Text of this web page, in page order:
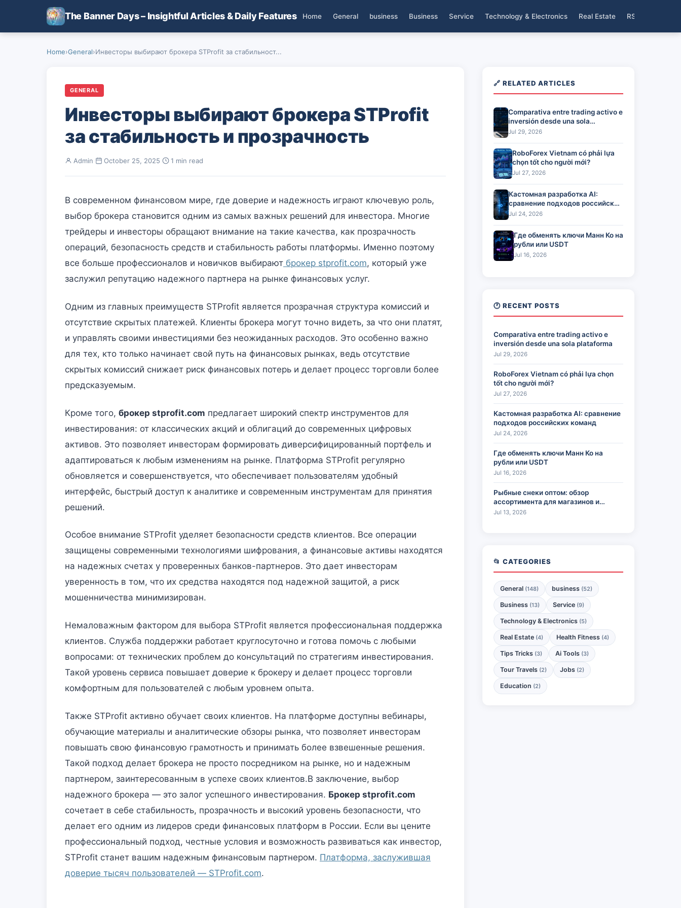
Skip to main content
The Banner Days – Insightful Articles & Daily Features Home General business Business Service Technology & Electronics Real Estate RSS
Home›General›Инвесторы выбирают брокера STProfit за стабильност...
GENERAL
Инвесторы выбирают брокера STProfit
за стабильность и прозрачность
Admin October 25, 2025 1 min read
В современном финансовом мире, где доверие и надежность играют ключевую роль,
выбор брокера становится одним из самых важных решений для инвестора. Многие
трейдеры и инвесторы обращают внимание на такие качества, как прозрачность
операций, безопасность средств и стабильность работы платформы. Именно поэтому
все больше профессионалов и новичков выбирают брокер stprofit.com, который уже
заслужил репутацию надежного партнера на рынке финансовых услуг.
Одним из главных преимуществ STProfit является прозрачная структура комиссий и
отсутствие скрытых платежей. Клиенты брокера могут точно видеть, за что они платят,
и управлять своими инвестициями без неожиданных расходов. Это особенно важно
для тех, кто только начинает свой путь на финансовых рынках, ведь отсутствие
скрытых комиссий снижает риск финансовых потерь и делает процесс торговли более
предсказуемым.
Кроме того, брокер stprofit.com предлагает широкий спектр инструментов для
инвестирования: от классических акций и облигаций до современных цифровых
активов. Это позволяет инвесторам формировать диверсифицированный портфель и
адаптироваться к любым изменениям на рынке. Платформа STProfit регулярно
обновляется и совершенствуется, что обеспечивает пользователям удобный
интерфейс, быстрый доступ к аналитике и современным инструментам для принятия
решений.
Особое внимание STProfit уделяет безопасности средств клиентов. Все операции
защищены современными технологиями шифрования, а финансовые активы находятся
на надежных счетах у проверенных банков-партнеров. Это дает инвесторам
уверенность в том, что их средства находятся под надежной защитой, а риск
мошенничества минимизирован.
Немаловажным фактором для выбора STProfit является профессиональная поддержка
клиентов. Служба поддержки работает круглосуточно и готова помочь с любыми
вопросами: от технических проблем до консультаций по стратегиям инвестирования.
Такой уровень сервиса повышает доверие к брокеру и делает процесс торговли
комфортным для пользователей с любым уровнем опыта.
Также STProfit активно обучает своих клиентов. На платформе доступны вебинары,
обучающие материалы и аналитические обзоры рынка, что позволяет инвесторам
повышать свою финансовую грамотность и принимать более взвешенные решения.
Такой подход делает брокера не просто посредником на рынке, но и надежным
партнером, заинтересованным в успехе своих клиентов.В заключение, выбор
надежного брокера — это залог успешного инвестирования. Брокер stprofit.com
сочетает в себе стабильность, прозрачность и высокий уровень безопасности, что
делает его одним из лидеров среди финансовых платформ в России. Если вы цените
профессиональный подход, честные условия и возможность развиваться как инвестор,
STProfit станет вашим надежным финансовым партнером. Платформа, заслужившая
доверие тысяч пользователей — STProfit.com.
🔗 RELATED ARTICLES
Comparativa entre trading activo e
inversión desde una sola
plataforma
Jul 29, 2026
RoboForex Vietnam có phải lựa
chọn tốt cho người mới?
Jul 27, 2026
Кастомная разработка AI:
сравнение подходов российских
команд
Jul 24, 2026
Где обменять ключи Манн Ко на
рубли или USDT
Jul 16, 2026
🕐 RECENT POSTS
Comparativa entre trading activo e
inversión desde una sola plataforma
Jul 29, 2026
RoboForex Vietnam có phải lựa chọn
tốt cho người mới?
Jul 27, 2026
Кастомная разработка AI: сравнение
подходов российских команд
Jul 24, 2026
Где обменять ключи Манн Ко на
рубли или USDT
Jul 16, 2026
Рыбные снеки оптом: обзор
ассортимента для магазинов и
HoReCa
Jul 13, 2026
📂 CATEGORIES
General (148) business (52)
Business (13) Service (9)
Technology & Electronics (5)
Real Estate (4) Health Fitness (4)
Tips Tricks (3) Ai Tools (3)
Tour Travels (2) Jobs (2)
Education (2)